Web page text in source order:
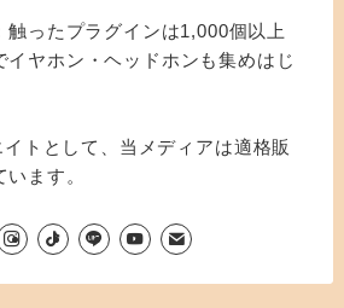
ったプラグインは1,000個以上
イヤホン・ヘッドホンも集めはじ
トとして、当メディアは適格販
ます。